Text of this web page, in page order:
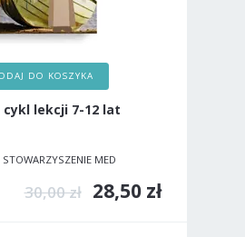
DO KOSZYKA
cykl lekcji 7-12 lat
STOWARZYSZENIE MED
30,00 zł 28,50 zł